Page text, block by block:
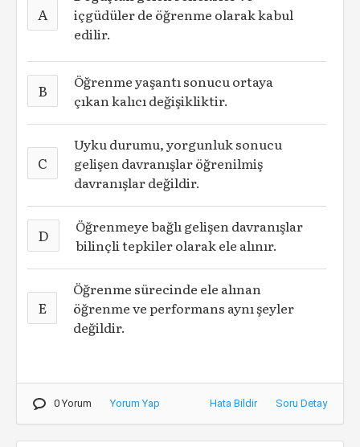
A
içgüdüler de öğrenme olarak kabul
edilir.
B
Öğrenme yaşantı sonucu ortaya
çıkan kalıcı değişikliktir.
C
Uyku durumu, yorgunluk sonucu
gelişen davranışlar öğrenilmiş
davranışlar değildir.
D
Öğrenmeye bağlı gelişen davranışlar
bilinçli tepkiler olarak ele alınır.
E
Öğrenme sürecinde ele alınan
öğrenme ve performans aynı şeyler
değildir.
0 Yorum Yorum Yap Hata Bildir Soru Detay